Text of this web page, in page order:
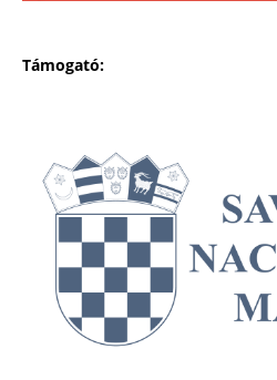
Támogató: